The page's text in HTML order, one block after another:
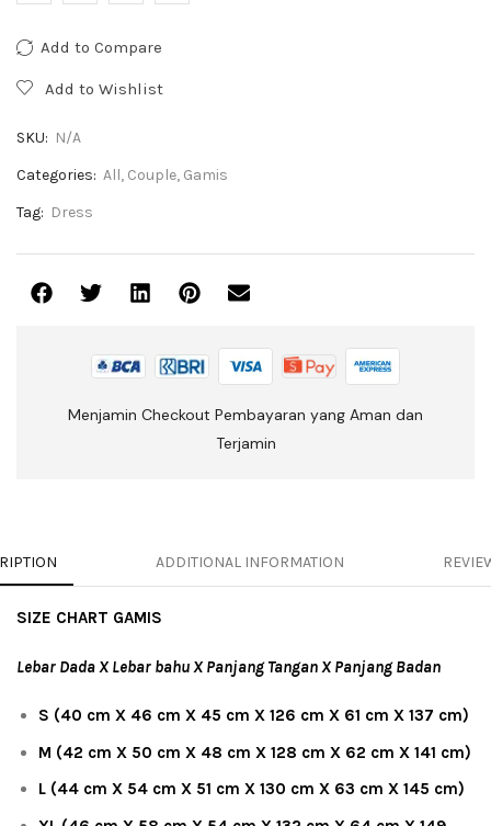
Add to Compare
Add to Wishlist
SKU: N/A
Categories: All, Couple, Gamis
Tag: Dress
Menjamin Checkout Pembayaran yang Aman dan
Terjamin
ADDITIONAL INFORMATION
SIZE CHART GAMIS
Lebar Dada X Lebar bahu X Panjang Tangan X Panjang Badan
S (40 cm X 46 cm X 45 cm X 126 cm X 61 cm X 137 cm)
M (42 cm X 50 cm X 48 cm X 128 cm X 62 cm X 141 cm)
L (44 cm X 54 cm X 51 cm X 130 cm X 63 cm X 145 cm)